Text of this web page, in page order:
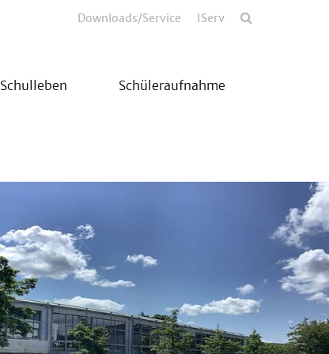
Downloads/Service IServ
Schulleben Schüleraufnahme